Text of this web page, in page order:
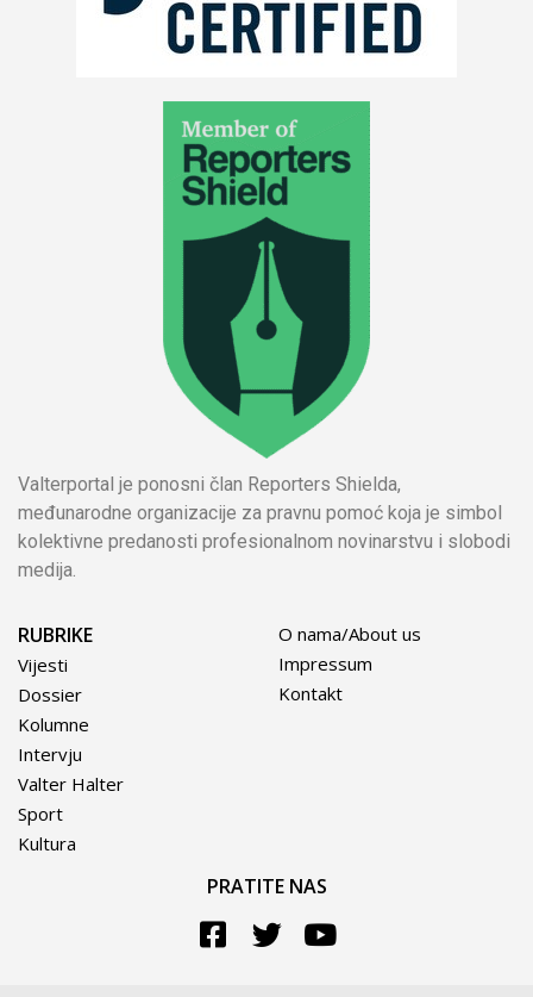
Valterportal je ponosni član Reporters Shielda,
međunarodne organizacije za pravnu pomoć koja je simbol
kolektivne predanosti profesionalnom novinarstvu i slobodi
medija.
RUBRIKE
Vijesti
Dossier
Kolumne
Intervju
Valter Halter
Sport
Kultura
O nama/About us
Impressum
Kontakt
PRATITE NAS